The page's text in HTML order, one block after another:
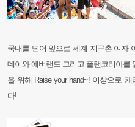
국내를 넘어 앞으로 세계 지구촌 여자
데이와 에버랜드 그리고 플랜코리아를
을 위해 Raise your hand~! 이상으로
다!